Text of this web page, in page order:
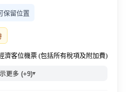
保留位置
濟客位機票 (包括所有稅項及附加費)
更多 (+9)▾